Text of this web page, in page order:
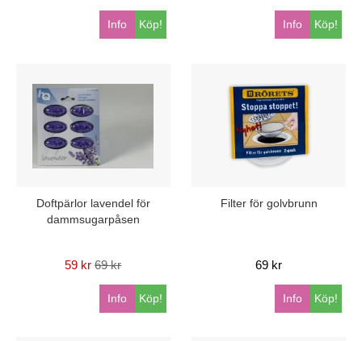
Köp!
Info Köp!
Info
Doftpärlor lavendel för
dammsugarpåsen
59 kr 69 kr
Köp!
Info
Filter för golvbrunn
69 kr
Köp!
Info